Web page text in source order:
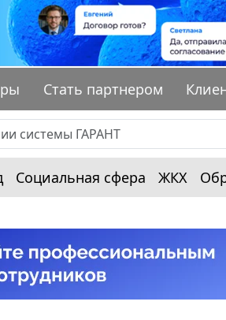
Стать партнером
Социальная сфера ЖКХ